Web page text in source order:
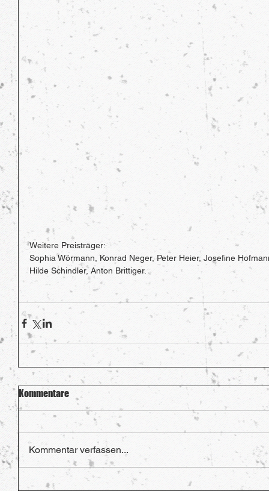
Weitere Preisträger:
Sophia Wörmann, Konrad Neger, Peter Heier, Josefine
Hilde Schindler, Anton Brittiger.
Kommentare
Kommentar verfassen...